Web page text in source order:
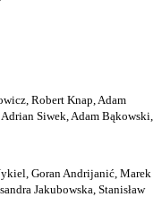
Robert Knap, Adam
Siwek, Adam Bąkowski,
Goran Andrijanić, Marek
Jakubowska, Stanisław